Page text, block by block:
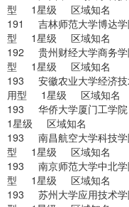
型 1星级 区域知名
191 吉林师范大学博
型 1星级 区域知名
192 贵州财经大学商
型 1星级 区域知名
193 安徽农业大学经
用型 1星级 区域知名
193 华侨大学厦门
1星级 区域知名
193 南昌航空大学科
型 1星级 区域知名
193 南京师范大学中
型 1星级 区域知名
193 苏州大学应用技